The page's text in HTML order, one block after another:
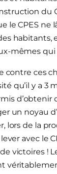
du
le CPES ne
habitants,
mêmes qui
contre ces
qu’il y a 3
d’obtenir
un noyau
lors de la
avec le
victoires !